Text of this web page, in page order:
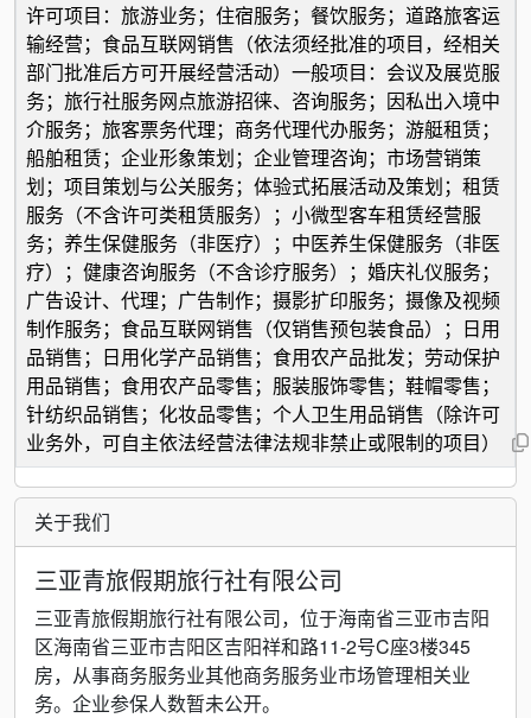
许可项目：旅游业务；住宿服务；餐饮服务；道路旅客运
输经营；食品互联网销售（依法须经批准的项目，经相关
部门批准后方可开展经营活动）一般项目：会议及展览服
务；旅行社服务网点旅游招徕、咨询服务；因私出入境中
介服务；旅客票务代理；商务代理代办服务；游艇租赁；
船舶租赁；企业形象策划；企业管理咨询；市场营销策
划；项目策划与公关服务；体验式拓展活动及策划；租赁
服务（不含许可类租赁服务）；小微型客车租赁经营服
务；养生保健服务（非医疗）；中医养生保健服务（非医
疗）；健康咨询服务（不含诊疗服务）；婚庆礼仪服务；
广告设计、代理；广告制作；摄影扩印服务；摄像及视频
制作服务；食品互联网销售（仅销售预包装食品）；日用
品销售；日用化学产品销售；食用农产品批发；劳动保护
用品销售；食用农产品零售；服装服饰零售；鞋帽零售；
针纺织品销售；化妆品零售；个人卫生用品销售（除许可
业务外，可自主依法经营法律法规非禁止或限制的项目）
关于我们
三亚青旅假期旅行社有限公司
三亚青旅假期旅行社有限公司，位于海南省三亚市吉阳
区海南省三亚市吉阳区吉阳祥和路11-2号C座3楼345
房，从事商务服务业其他商务服务业市场管理相关业
务。企业参保人数暂未公开。